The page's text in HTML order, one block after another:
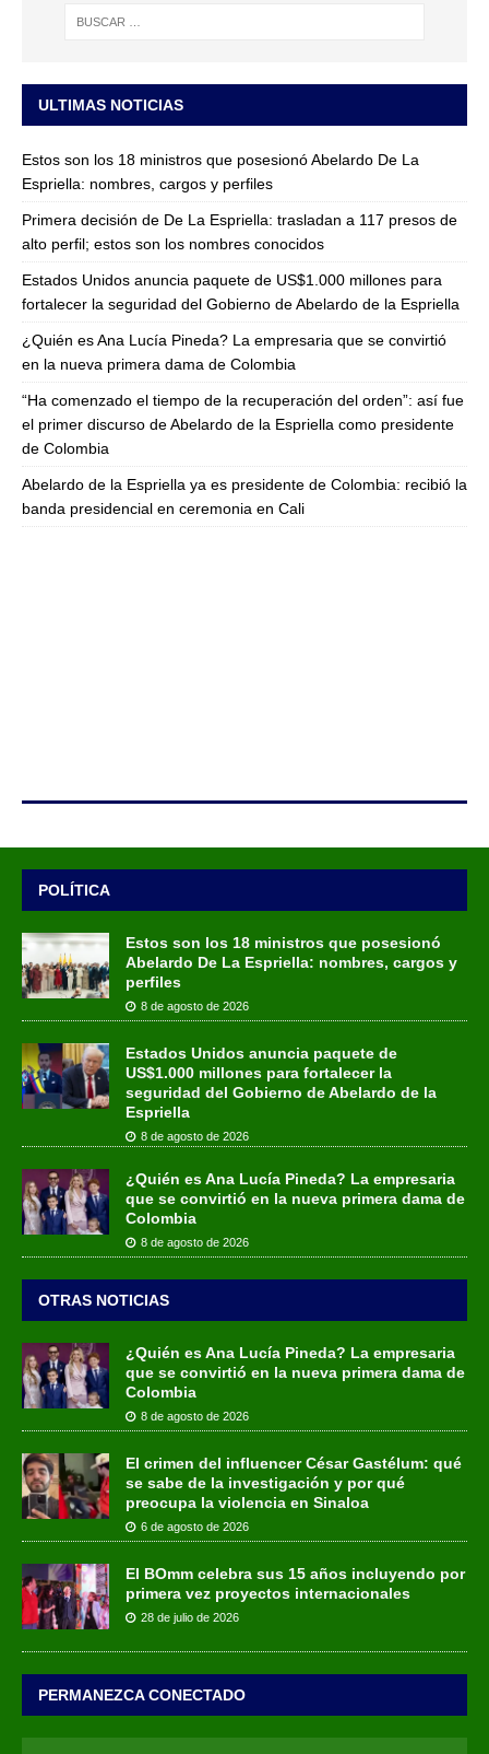
ULTIMAS NOTICIAS
Estos son los 18 ministros que posesionó Abelardo De La
Espriella: nombres, cargos y perfiles
Primera decisión de De La Espriella: trasladan a 117 presos de
alto perfil; estos son los nombres conocidos
Estados Unidos anuncia paquete de US$1.000 millones para
fortalecer la seguridad del Gobierno de Abelardo de la Espriella
¿Quién es Ana Lucía Pineda? La empresaria que se convirtió
en la nueva primera dama de Colombia
“Ha comenzado el tiempo de la recuperación del orden”: así fue
el primer discurso de Abelardo de la Espriella como presidente
de Colombia
Abelardo de la Espriella ya es presidente de Colombia: recibió la
banda presidencial en ceremonia en Cali
POLÍTICA
Estos son los 18 ministros que posesionó
Abelardo De La Espriella: nombres, cargos y
perfiles
8 de agosto de 2026
Estados Unidos anuncia paquete de
US$1.000 millones para fortalecer la
seguridad del Gobierno de Abelardo de la
Espriella
8 de agosto de 2026
¿Quién es Ana Lucía Pineda? La empresaria
que se convirtió en la nueva primera dama de
Colombia
8 de agosto de 2026
OTRAS NOTICIAS
¿Quién es Ana Lucía Pineda? La empresaria
que se convirtió en la nueva primera dama de
Colombia
8 de agosto de 2026
El crimen del influencer César Gastélum: qué
se sabe de la investigación y por qué
preocupa la violencia en Sinaloa
6 de agosto de 2026
El BOmm celebra sus 15 años incluyendo por
primera vez proyectos internacionales
28 de julio de 2026
PERMANEZCA CONECTADO